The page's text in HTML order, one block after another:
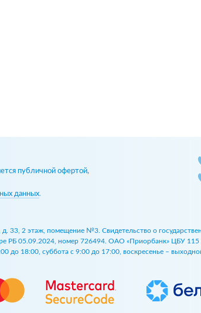
публичной офертой,
данных.
33, 2 этаж, помещение №3. Свидетельство о
РБ 05.09.2024, номер 726494. ОАО «Приорбанк» ЦБУ 115
до 18:00, суббота с 9:00 до 17:00, воскресенье –